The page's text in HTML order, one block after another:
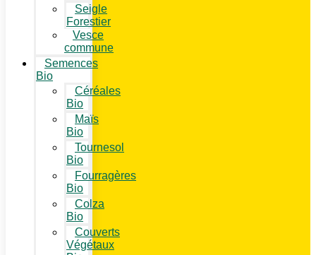
Seigle
Forestier
Vesce
commune
Semences
Bio
Céréales
Bio
Maïs
Bio
Tournesol
Bio
Fourragères
Bio
Colza
Bio
Couverts
Végétaux